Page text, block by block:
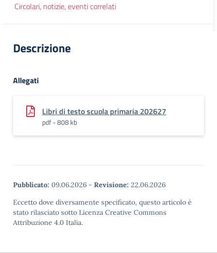
Circolari, notizie, eventi correlati
Descrizione
Allegati
Libri di testo scuola primaria 202627
pdf - 808 kb
Pubblicato: 09.06.2026 - Revisione: 22.06.2026
Eccetto dove diversamente specificato, questo articolo è
stato rilasciato sotto Licenza Creative Commons
Attribuzione 4.0 Italia.